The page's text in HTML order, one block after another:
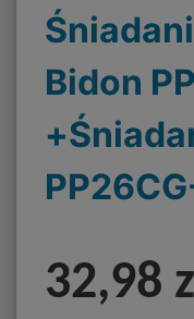
Bidon
32,98